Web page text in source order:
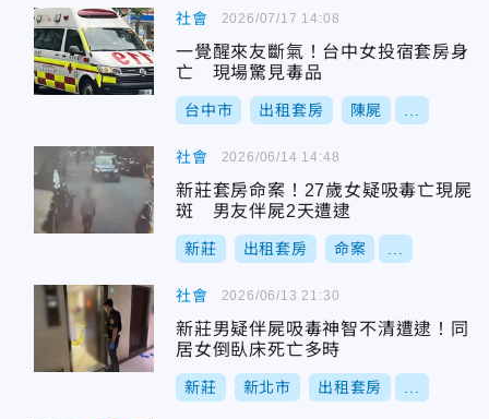
社會
一覺醒來友斷氣！台中女投宿套房身
亡 現場驚見毒品
台中市 出租套房 陳屍
2026/07/17 14:08
社會
新莊套房命案！27歲女疑吸毒亡現屍
斑 男友伴屍2天遭逮
新莊 出租套房 命案
2026/06/14 14:48
社會
新莊男疑伴屍吸毒神智不清遭逮！同
居女倒臥床死亡多時
新莊 新北市 出租套房
2026/06/13 21:30